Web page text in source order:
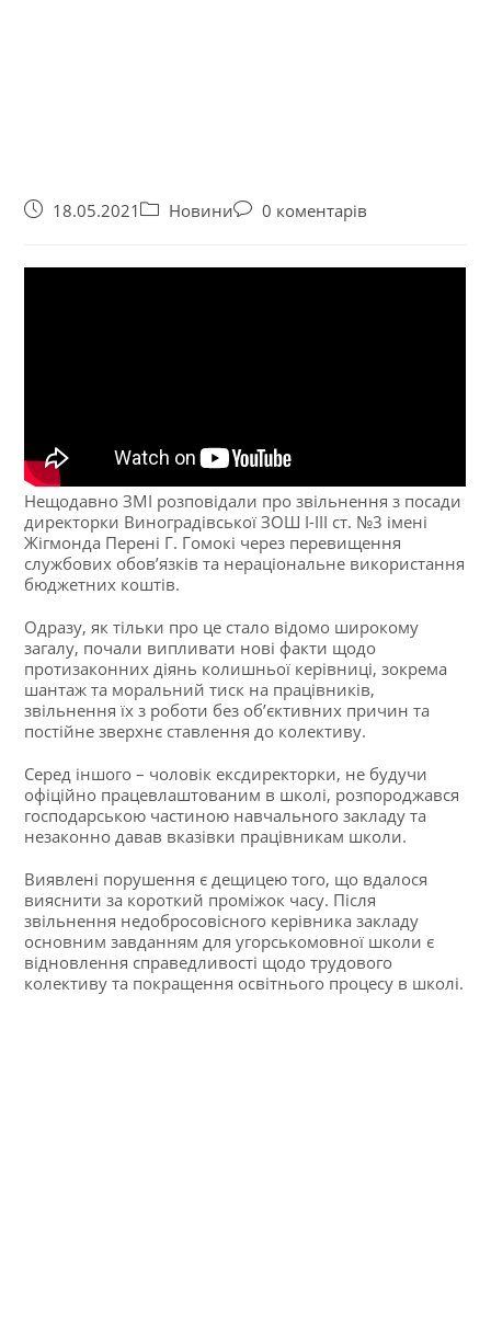
18.05.2021 Новини 0 коментарів
Нещодавно ЗМІ розповідали про звільнення з посади
директорки Виноградівської ЗОШ І-ІІІ ст. №3 імені
Жігмонда Перені Г. Гомокі через перевищення
службових обов’язків та нераціональне використання
бюджетних коштів.
Одразу, як тільки про це стало відомо широкому
загалу, почали випливати нові факти щодо
протизаконних діянь колишньої керівниці, зокрема
шантаж та моральний тиск на працівників,
звільнення їх з роботи без об’єктивних причин та
постійне зверхнє ставлення до колективу.
Серед іншого – чоловік ексдиректорки, не будучи
офіційно працевлаштованим в школі, розпороджався
господарською частиною навчального закладу та
незаконно давав вказівки працівникам школи.
Виявлені порушення є дещицею того, що вдалося
вияснити за короткий проміжок часу. Після
звільнення недобросовісного керівника закладу
основним завданням для угорськомовної школи є
відновлення справедливості щодо трудового
колективу та покращення освітнього процесу в школі.